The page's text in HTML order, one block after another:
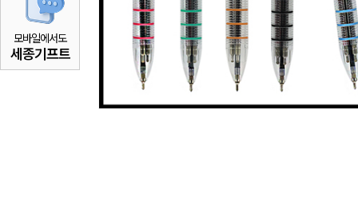
모바일에서도
세종기프트